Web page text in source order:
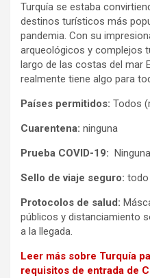
Turquía se estaba
destinos turísticos más
pandemia. Con su
arqueológicos y complejos
largo de las costas del mar
realmente tiene algo para
Países permitidos: Todos
Cuarentena: ninguna
Prueba COVID-19: Ninguna
Sello de viaje seguro: todo
Protocolos de salud:
públicos y distanciamiento
a la llegada.
Leer más sobre Turquía
requisitos de entrada de